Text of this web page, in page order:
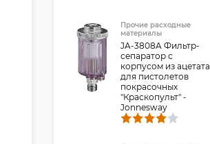
Прочие расходные
материалы
JA-3808A Фильтр-
сепаратор с
корпусом из ацетата
для пистолетов
покрасочных
"Краскопульт" -
Jonnesway